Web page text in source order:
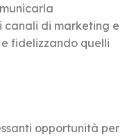
di marketing e
fidelizzando quelli
opportunità per